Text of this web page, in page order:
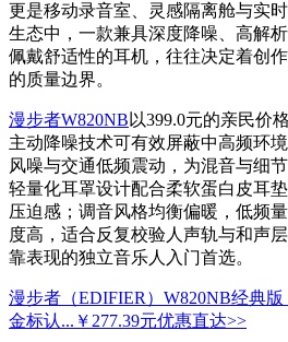
更是移动录音室、灵感隔离舱与实
生态中，一款兼具深度降噪、高解
佩戴舒适性的耳机，往往决定着创
的质量边界。
漫步者W820NB 以399.0元的亲民价
主动降噪技术可有效屏蔽中高频环
风噪与交通低频震动，为混音与细
轻量化耳罩设计配合柔软蛋白皮耳
压迫感；调音风格均衡偏暖，低频
度高，适合反复校验人声轨与和声
靠表现的独立音乐人入门首选。
漫步者（EDIFIER）W820NB经典
金标认... ￥277.39元优惠直达>>